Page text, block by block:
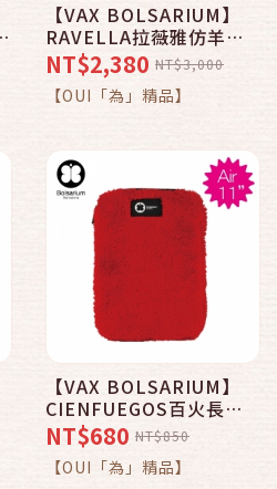
【VAX BOLSARIUM】
RAVELLA拉薇雅仿羊絨
輕量萬用托特包14吋-仿
羊絨黑色
NT$2,380 NT$3,000
【OUI「為」精品】
【VAX BOLSARIUM】
CIENFUEGOS百火長天
鵝絨防震袋Apple
Macbook Air 11吋專用-
仿羊絨紅色
NT$680 NT$850
【OUI「為」精品】